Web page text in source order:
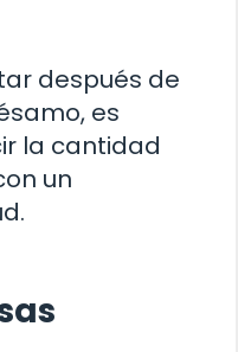
después de
es
la cantidad
un